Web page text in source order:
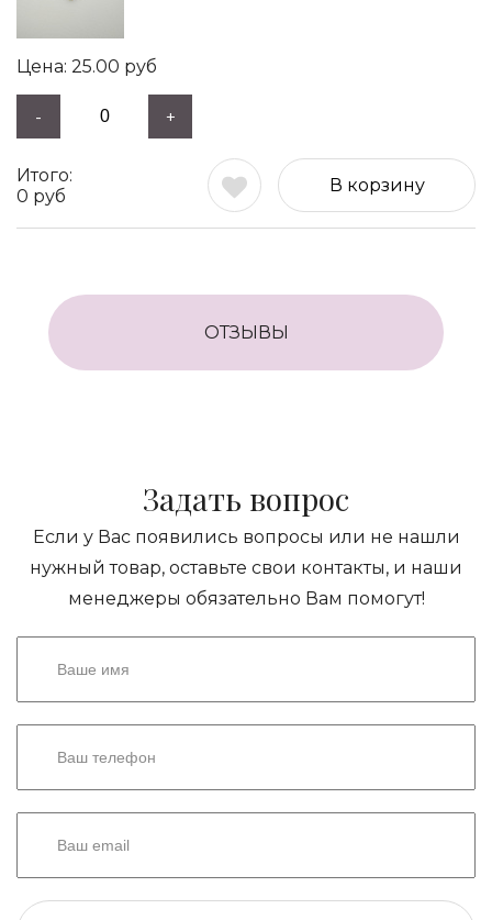
25.00 руб
- +
0 руб
В корзину
ОТЗЫВЫ
Задать вопрос
Если у Вас появились вопросы или не нашли
нужный товар, оставьте свои контакты, и наши
менеджеры обязательно Вам помогут!